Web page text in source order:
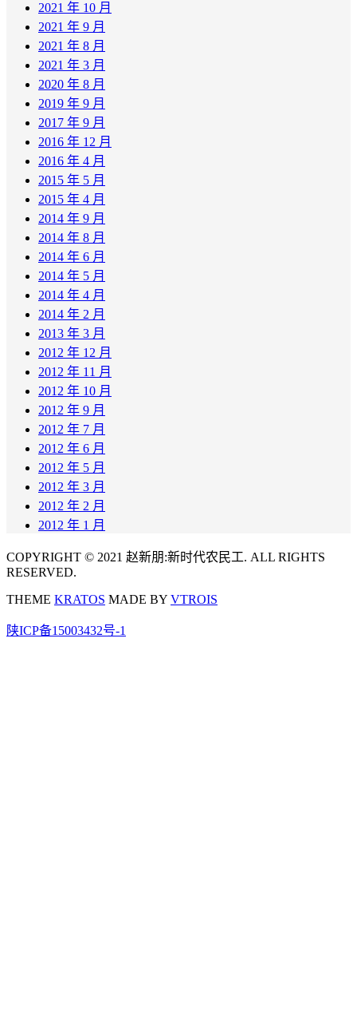
2021 年 10 月
2021 年 9 月
2021 年 8 月
2021 年 3 月
2020 年 8 月
2019 年 9 月
2017 年 9 月
2016 年 12 月
2016 年 4 月
2015 年 5 月
2015 年 4 月
2014 年 9 月
2014 年 8 月
2014 年 6 月
2014 年 5 月
2014 年 4 月
2014 年 2 月
2013 年 3 月
2012 年 12 月
2012 年 11 月
2012 年 10 月
2012 年 9 月
2012 年 7 月
2012 年 6 月
2012 年 5 月
2012 年 3 月
2012 年 2 月
2012 年 1 月
COPYRIGHT © 2021 赵新朋:新时代农民工. ALL RIGHTS
RESERVED.
THEME KRATOS MADE BY VTROIS
陕ICP备15003432号-1